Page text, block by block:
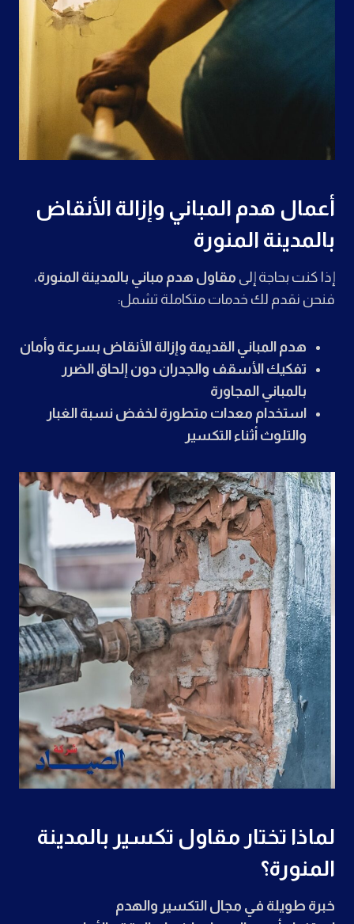
أعمال هدم المباني وإزالة الأنقاض
بالمدينة المنورة
إذا كنت بحاجة إلى مقاول هدم مباني بالمدينة المنورة،
فنحن نقدم لك خدمات متكاملة تشمل:
هدم المباني القديمة وإزالة الأنقاض بسرعة وأمان
تفكيك الأسقف والجدران دون إلحاق الضرر
بالمباني المجاورة
استخدام معدات متطورة لخفض نسبة الغبار
والتلوث أثناء التكسير
لماذا تختار مقاول تكسير بالمدينة
المنورة؟
خبرة طويلة في مجال التكسير والهدم